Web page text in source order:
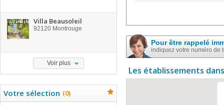
Villa Beausoleil
92120 Montrouge
Voir plus
Votre sélection (0)
Pour être rappelé
indiquez votre numéro de
Les établissements